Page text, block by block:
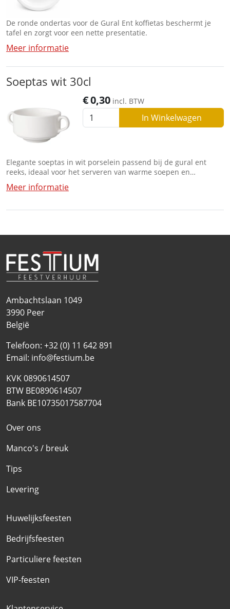
De ronde ondertas voor de Gural Ent koffietas beschermt je
tafel en zorgt voor een nette presentatie.
Meer informatie
Soeptas wit 30cl
€0,30 incl. BTW
In Winkelwagen
Elegante soeptas in wit porselein passend bij de gural ent
reeks, ideaal voor het serveren van warme soepen en
bouillons.
Meer informatie
Ambachtslaan 1049
3990 Peer
België
Telefoon: +32 (0) 11 642 891
Email: info@festium.be
KVK 0890614507
BTW BE0890614507
Bank BE10735017587704
Over ons
Manco's / breuk
Tips
Levering
Huwelijksfeesten
Bedrijfsfeesten
Particuliere feesten
VIP-feesten